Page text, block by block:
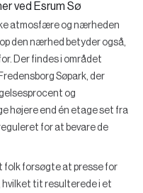
ved Esrum Sø
atmosfære og nærheden
den nærhed betyder også,
Der findes i området
Søpark, der
og
højere end én etage set fra
for at bevare de
folk forsøgte at presse for
hvilket tit resulterede i et